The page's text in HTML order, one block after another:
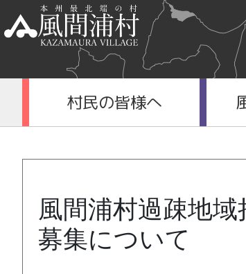
村民の皆様へ
風間浦村過疎地
募集について